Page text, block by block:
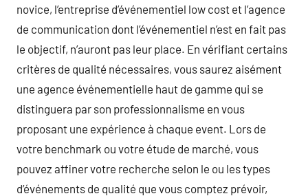
novice, l’entreprise d’événementiel low cost et l’agence
de communication dont l’événementiel n’est en fait pas
le objectif, n’auront pas leur place. En vérifiant certains
critères de qualité nécessaires, vous saurez aisément
une agence événementielle haut de gamme qui se
distinguera par son professionnalisme en vous
proposant une expérience à chaque event. Lors de
votre benchmark ou votre étude de marché, vous
pouvez affiner votre recherche selon le ou les types
d’événements de qualité que vous comptez prévoir,